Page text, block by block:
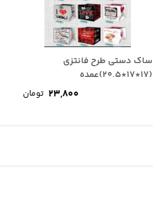
ساک دستی طرح فانتزی
(17*17*20.5)عمده
23,800 تومان